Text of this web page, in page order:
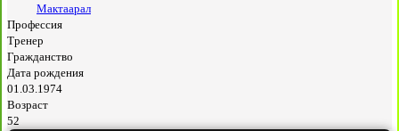
Мактаарал
Профессия
Тренер
Гражданство
Дата рождения
01.03.1974
Возраст
52